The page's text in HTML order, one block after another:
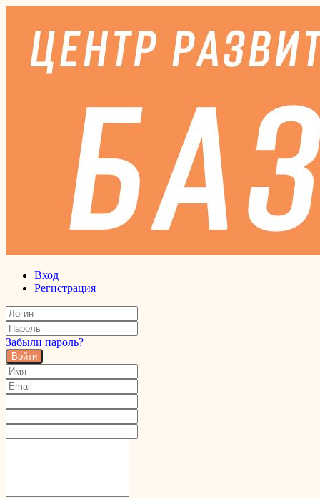
Вход
Регистрация
Забыли пароль?
Войти